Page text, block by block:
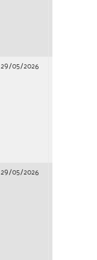
29/05/2026
29/05/2026